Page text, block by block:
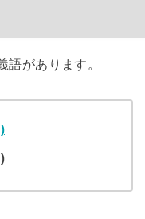
語があります。